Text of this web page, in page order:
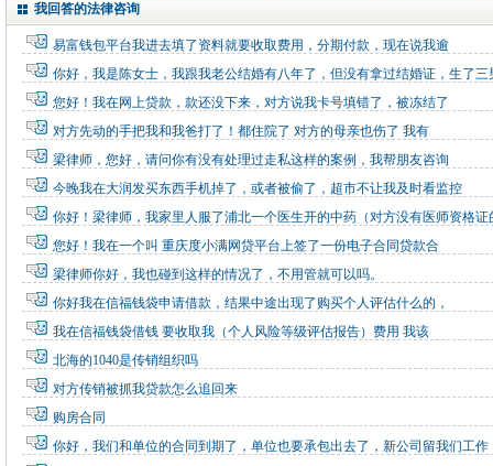
我回答的法律咨询
易富钱包平台我进去填了资料就要收取费用，分期付款，现在说我逾
你好，我是陈女士，我跟我老公结婚有八年了，但没有拿过结婚证，生了三
您好！我在网上贷款，款还没下来，对方说我卡号填错了，被冻结了
对方先动的手把我和我爸打了！都住院了 对方的母亲也伤了 我有
梁律师，您好，请问你有没有处理过走私这样的案例，我帮朋友咨询
今晚我在大润发买东西手机掉了，或者被偷了，超市不让我及时看监控
你好！梁律师，我家里人服了浦北一个医生开的中药（对方没有医师资格
您好！我在一个叫 重庆度小满网贷平台上签了一份电子合同贷款合
梁律师你好，我也碰到这样的情况了，不用管就可以吗。
你好我在信福钱袋申请借款，结果中途出现了购买个人评估什么的，
我在信福钱袋借钱 要收取我（个人风险等级评估报告）费用 我该
北海的1040是传销组织吗
对方传销被抓我贷款怎么追回来
购房合同
你好，我们和单位的合同到期了，单位也要承包出去了，新公司留我们工作